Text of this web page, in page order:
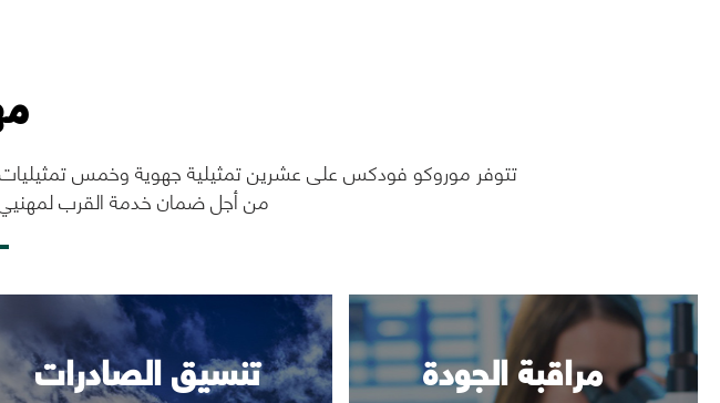
تتوفر موروكو فودكس على عشرين تمثيلية جهوية وخمس
من أجل ضمان خدمة القرب لمهنيي
مراقبة الجودة تنسيق الصادرات